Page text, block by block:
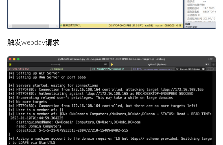
触发webdav请求